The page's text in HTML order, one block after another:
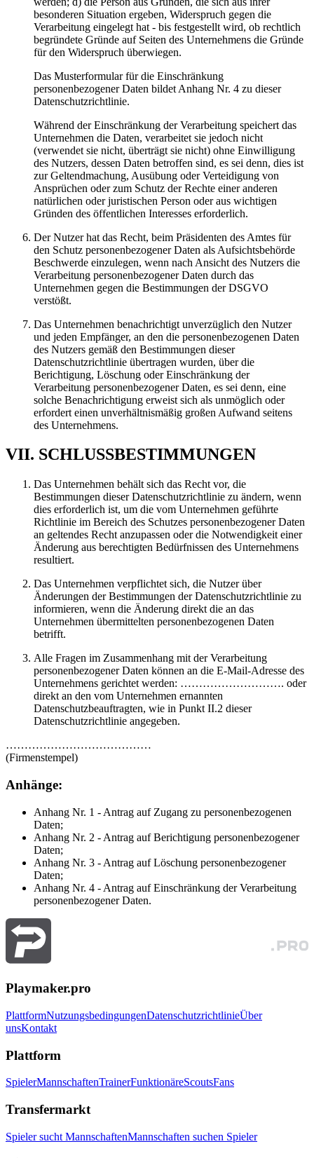
besonderen Situation ergeben, Widerspruch gegen die
Verarbeitung eingelegt hat - bis festgestellt wird, ob rechtlich
begründete Gründe auf Seiten des Unternehmens die Gründe
für den Widerspruch überwiegen.
Das Musterformular für die Einschränkung
personenbezogener Daten bildet Anhang Nr. 4 zu dieser
Datenschutzrichtlinie.
Während der Einschränkung der Verarbeitung speichert das
Unternehmen die Daten, verarbeitet sie jedoch nicht
(verwendet sie nicht, überträgt sie nicht) ohne Einwilligung
des Nutzers, dessen Daten betroffen sind, es sei denn, dies ist
zur Geltendmachung, Ausübung oder Verteidigung von
Ansprüchen oder zum Schutz der Rechte einer anderen
natürlichen oder juristischen Person oder aus wichtigen
Gründen des öffentlichen Interesses erforderlich.
Der Nutzer hat das Recht, beim Präsidenten des Amtes für
den Schutz personenbezogener Daten als Aufsichtsbehörde
Beschwerde einzulegen, wenn nach Ansicht des Nutzers die
Verarbeitung personenbezogener Daten durch das
Unternehmen gegen die Bestimmungen der DSGVO
verstößt.
Das Unternehmen benachrichtigt unverzüglich den Nutzer
und jeden Empfänger, an den die personenbezogenen Daten
des Nutzers gemäß den Bestimmungen dieser
Datenschutzrichtlinie übertragen wurden, über die
Berichtigung, Löschung oder Einschränkung der
Verarbeitung personenbezogener Daten, es sei denn, eine
solche Benachrichtigung erweist sich als unmöglich oder
erfordert einen unverhältnismäßig großen Aufwand seitens
des Unternehmens.
VII. SCHLUSSBESTIMMUNGEN
Das Unternehmen behält sich das Recht vor, die
Bestimmungen dieser Datenschutzrichtlinie zu ändern, wenn
dies erforderlich ist, um die vom Unternehmen geführte
Richtlinie im Bereich des Schutzes personenbezogener Daten
an geltendes Recht anzupassen oder die Notwendigkeit einer
Änderung aus berechtigten Bedürfnissen des Unternehmens
resultiert.
Das Unternehmen verpflichtet sich, die Nutzer über
Änderungen der Bestimmungen der Datenschutzrichtlinie zu
informieren, wenn die Änderung direkt die an das
Unternehmen übermittelten personenbezogenen Daten
betrifft.
Alle Fragen im Zusammenhang mit der Verarbeitung
personenbezogener Daten können an die E-Mail-Adresse des
Unternehmens gerichtet werden: ………………………. oder
direkt an den vom Unternehmen ernannten
Datenschutzbeauftragten, wie in Punkt II.2 dieser
Datenschutzrichtlinie angegeben.
…………………………………
(Firmenstempel)
Anhänge:
Anhang Nr. 1 - Antrag auf Zugang zu personenbezogenen
Daten;
Anhang Nr. 2 - Antrag auf Berichtigung personenbezogener
Daten;
Anhang Nr. 3 - Antrag auf Löschung personenbezogener
Daten;
Anhang Nr. 4 - Antrag auf Einschränkung der Verarbeitung
personenbezogener Daten.
Playmaker.pro
PlattformNutzungsbedingungenDatenschutzrichtlinieÜber
unsKontakt
Plattform
SpielerMannschaftenTrainerFunktionäreScoutsFans
Transfermarkt
Spieler sucht MannschaftenMannschaften suchen Spieler